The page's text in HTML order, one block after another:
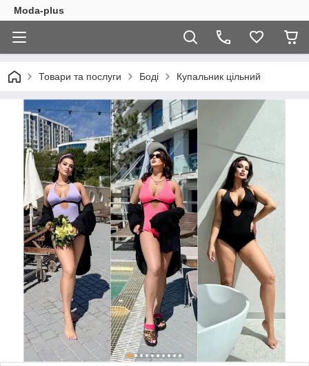
Moda-plus
Товари та послуги Боді Купальник цільний